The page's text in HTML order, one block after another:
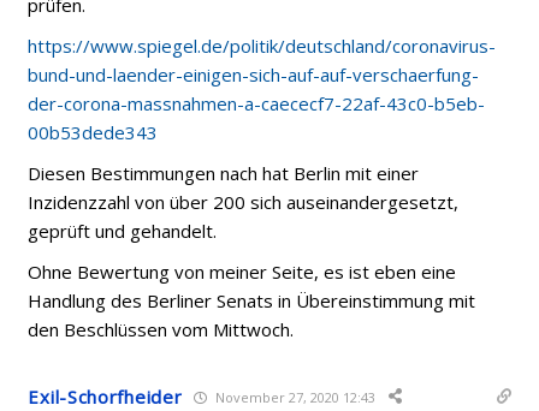
prüfen.
https://www.spiegel.de/politik/deutschland/coronavirus-
bund-und-laender-einigen-sich-auf-auf-verschaerfung-
der-corona-massnahmen-a-caececf7-22af-43c0-b5eb-
00b53dede343
Diesen Bestimmungen nach hat Berlin mit einer
Inzidenzzahl von über 200 sich auseinandergesetzt,
geprüft und gehandelt.
Ohne Bewertung von meiner Seite, es ist eben eine
Handlung des Berliner Senats in Übereinstimmung mit
den Beschlüssen vom Mittwoch.
Exil-Schorfheider November 27, 2020 12:43